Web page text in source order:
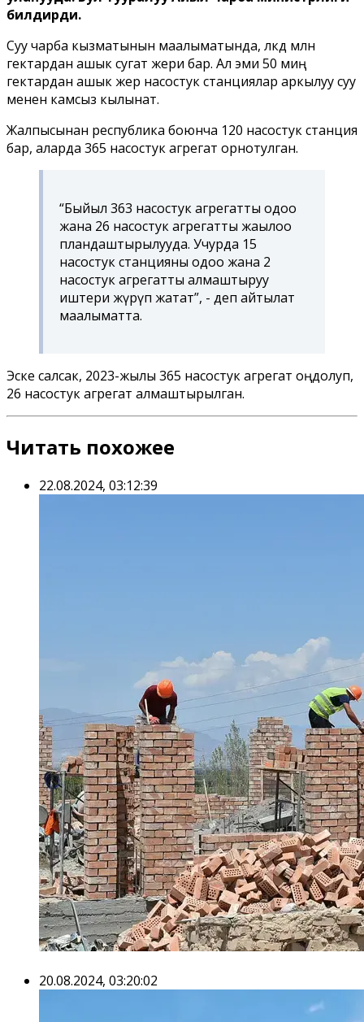
билдирди.
Суу чарба кызматынын маалыматында, өлкөдө млн
гектардан ашык сугат жери бар. Ал эми 50 миң
гектардан ашык жер насостук станциялар аркылуу суу
менен камсыз кылынат.
Жалпысынан республика боюнча 120 насостук станция
бар, аларда 365 насостук агрегат орнотулган.
“Быйыл 363 насостук агрегатты оңдоо
жана 26 насостук агрегатты жаңылоо
пландаштырылууда. Учурда 15
насостук станцияны оңдоо жана 2
насостук агрегатты алмаштыруу
иштери жүрүп жатат”, - деп айтылат
маалыматта.
Эске салсак, 2023-жылы 365 насостук агрегат оңдолуп,
26 насостук агрегат алмаштырылган.
Читать похожее
22.08.2024, 03:12:39
20.08.2024, 03:20:02